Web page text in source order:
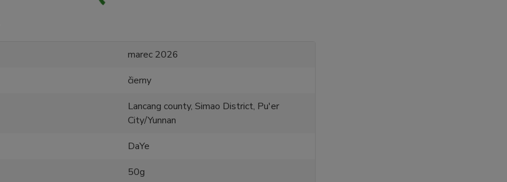
marec 2026
čierny
Lancang county, Simao District, Pu'er
City/Yunnan
DaYe
50g